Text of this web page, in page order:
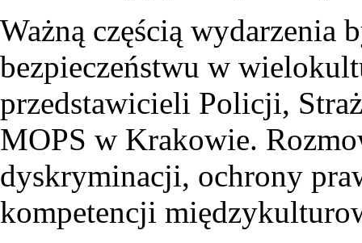
Ważną częścią wydarzenia
bezpieczeństwu w
przedstawicieli Policji,
MOPS w Krakowie.
dyskryminacji, ochrony
kompetencji